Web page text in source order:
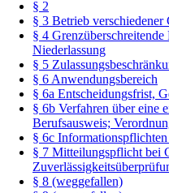
§ 2
§ 3 Betrieb verschiedener
§ 4
Niederlassung
§ 5
§ 6 Anwendungsbereich
§ 6a Entscheidungsfrist,
§ 6b Verfahren über eine
Berufsausweis;
§ 6c
§ 7 Mitteilungspflicht bei
§ 8 (weggefallen)